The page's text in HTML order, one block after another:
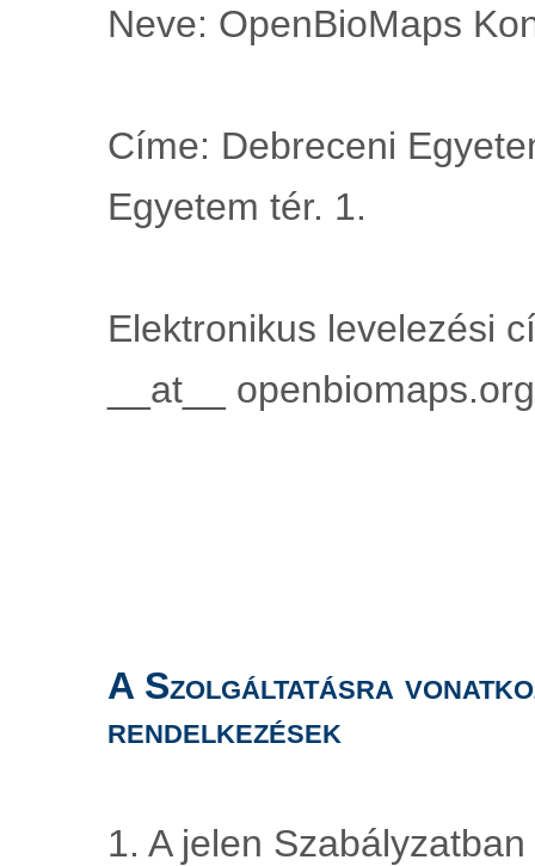
Neve: OpenBioMaps
Címe: Debreceni
Egyetem tér. 1.
Elektronikus levelezési
__at__ openbiomaps.org
A Szolgáltatásra
rendelkezések
1. A jelen